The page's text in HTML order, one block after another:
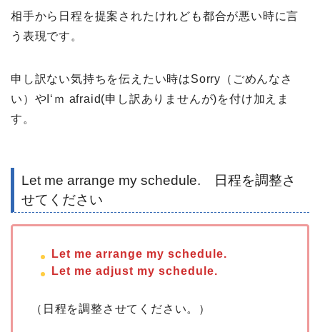
相手から日程を提案されたけれども都合が悪い時に言
う表現です。
申し訳ない気持ちを伝えたい時はSorry（ごめんなさ
い）やI‘ｍ afraid(申し訳ありませんが)を付け加えま
す。
Let me arrange my schedule. 日程を調整さ
せてください
Let me arrange my schedule.
Let me adjust my schedule.
（日程を調整させてください。）